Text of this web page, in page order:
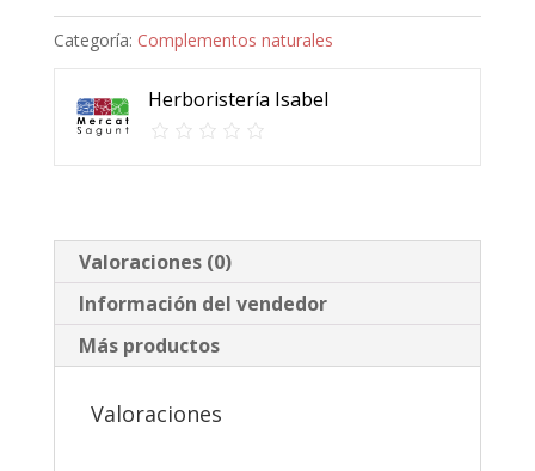
indias
sotya
cantidad
Categoría: Complementos naturales
Herboristería Isabel
Valoraciones (0)
Información del vendedor
Más productos
Valoraciones